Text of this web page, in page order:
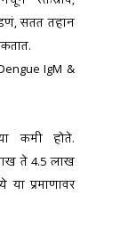
सतत तहान
IgM &
कमी होते.
ते 4.5 लाख
प्रमाणावर